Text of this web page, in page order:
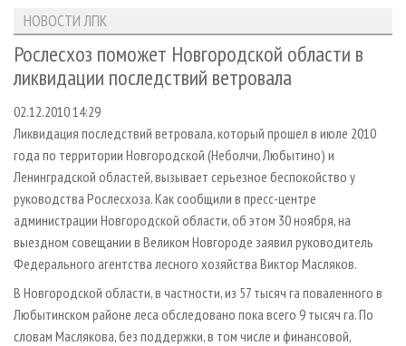
ЛЕСОЗАГОТОВКА
ЛЕСОПИЛЕНИЕ
СУШКА ДРЕВЕСИНЫ
ПРОИЗВОДСТВО ДРЕВЕСНЫХ ПЛИТ
ДЕРЕВЯННОЕ ДОМОСТРОЕНИЕ
ПРОИЗВОДСТВО МЕБЕЛИ
БИОЭНЕРГЕТИКА
ИНСТРУМЕНТ И МАТЕРИАЛЫ
НОВОСТИ ЛПК
НОВОСТИ ЖУРНАЛА
ПРОЕКТЫ ЛПИ
АНАЛИТИКА
ПРЕДПРИЯТИЯ ЛПК
ПЕРСОНЫ
МОБИЛЬНЫЕ ВЫСТАВКИ
ОФИЦИАЛЬНЫЕ ДЕЛЕГАЦИИ
ПРИОРИТЕТНЫЕ ИНВЕСТПРОЕКТЫ
RUSSIAN FORESTRY REVIEW
ГАЗЕТА ЛЕСПРОМФОРУМ
БИБЛИОТЕКА СПЕЦИАЛИСТА
АРХИВ ЖУРНАЛОВ
О ЖУРНАЛЕ
ПОДПИСКА
КОНТАКТЫ
РЕКЛАМОДАТЕЛЯМ
РЕКЛАМА
РЕКЛАМА НА САЙТЕ
НОВОСТИ ЛПК
Рослесхоз поможет Новгородской области в
ликвидации последствий ветровала
02.12.2010 14:29
Ликвидация последствий ветровала, который прошел в июле 2010
года по территории Новгородской (Неболчи, Любытино) и
Ленинградской областей, вызывает серьезное беспокойство у
руководства Рослесхоза. Как сообщили в пресс-центре
администрации Новгородской области, об этом 30 ноября, на
выездном совещании в Великом Новгороде заявил руководитель
Федерального агентства лесного хозяйства Виктор Масляков.
В Новгородской области, в частности, из 57 тысяч га поваленного в
Любытинском районе леса обследовано пока всего 9 тысяч га. По
словам Маслякова, без поддержки, в том числе и финансовой,